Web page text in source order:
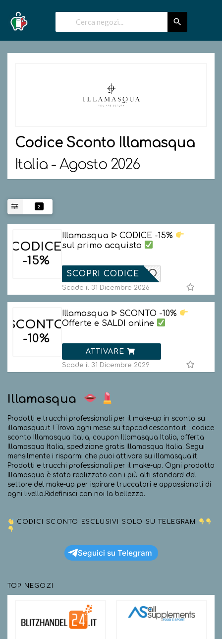
Codice Sconto Illamasqua
Italia - Agosto 2026
2
CODICE
-15%
Illamasqua ᐅ CODICE -15%
sul primo acquisto
ENVENUTO
SCOPRI CODICE
Scade il 31 Dicembre 2026
SCONTO
-10%
Illamasqua ᐅ SCONTO -10%
Offerte e SALDI online
ATTIVARE
Scade il 31 Dicembre 2029
Illamasqua
Prodotti e trucchi professionali per il make-up in sconto su
illamasqua.it ! Trova ogni mese su topcodicesconto.it : codice
sconto Illamasqua Italia, coupon Illamasqua Italia, offerta
Illamasqua Italia, spedizione gratis Illamasqua Italia. Segui
mensilmente i risparmi che puoi attivare su illamasqua.it.
Prodotti e trucchi professionali per il make-up. Ogni prodotto
Illamasqua è stato realizzato con i più alti standard del
settore del make-up per ispirare truccatori e appassionati di
ogni livello.Ridefinisci con noi la bellezza.
CODICI SCONTO ESCLUSIVI SOLO SU TELEGRAM
Seguici su Telegram
TOP NEGOZI